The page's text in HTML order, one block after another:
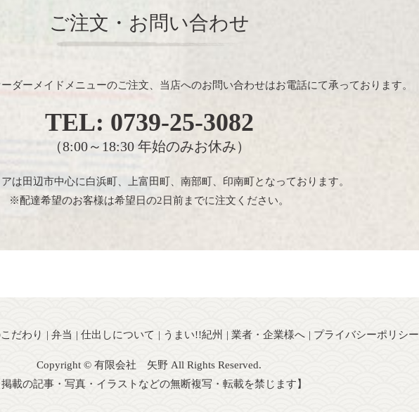
ご注文・お問い合わせ
ダーメイドメニューのご注文、当店へのお問い合わせはお電話にて承っております。
TEL: 0739-25-3082
（8:00～18:30 年始のみお休み）
は田辺市中心に白浜町、上富田町、南部町、印南町となっております。
※配達希望のお客様は希望日の2日前までに注文ください。
だわり 弁当 仕出しについて うまい!!紀州 業者・企業様へ プライバシーポリシー
Copyright © 有限会社 矢野 All Rights Reserved.
掲載の記事・写真・イラストなどの無断複写・転載を禁じます】